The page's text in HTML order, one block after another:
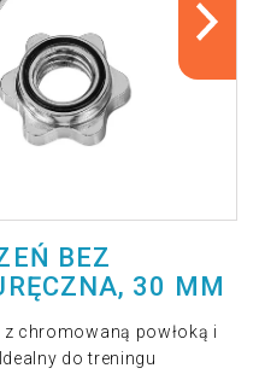
BEZ
30 MM
z chromowaną powłoką i
do treningu